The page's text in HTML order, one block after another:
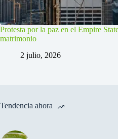
Protesta por la paz en el Empire
matrimonio
2 julio, 2026
Tendencia ahora